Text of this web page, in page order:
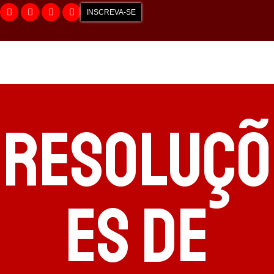
INSCREVA-SE
Resoluçõ
es de